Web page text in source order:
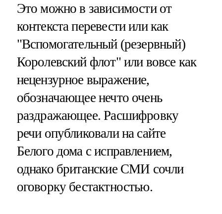
Это можно в зависимости от
контекста перевести или как
"Вспомогательный (резервный)
Королевский флот" или вовсе как
нецензурное выражение,
обозначающее нечто очень
раздражающее. Расшифровку
речи опубликовали на сайте
Белого дома с исправлением,
однако британские СМИ сочли
оговорку бестактностью.